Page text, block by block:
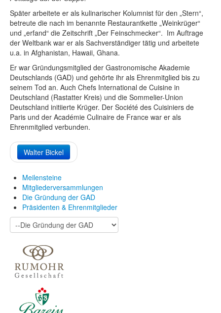
Später arbeitete er als kulinarischer Kolumnist für den „Stern“,
betreute die nach im benannte Restaurantkette „Weinkrüger“
und „erfand“ die Zeitschrift „Der Feinschmecker“. Im Auftrage
der Weltbank war er als Sachverständiger tätig und arbeitete
u.a. in Afghanistan, Hawaii, Ghana.
Er war Gründungsmitglied der Gastronomische Akademie
Deutschlands (GAD) und gehörte ihr als Ehrenmitglied bis zu
seinem Tod an. Auch Chefs International de Cuisine in
Deutschland (Rastatter Kreis) und die Sommelier-Union
Deutschland initiierte Krüger. Der Société des Cuisiniers de
Paris und der Académie Culinaire de France war er als
Ehrenmitglied verbunden.
Walter Bickel
Meilensteine
Mitgliederversammlungen
Die Gründung der GAD
Präsidenten & Ehrenmitglieder